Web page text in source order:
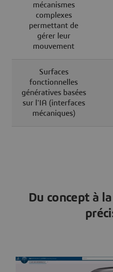
mécanismes
complexes
permettant de
gérer leur
mouvement
Surfaces
fonctionnelles
génératives basées
sur l'IA (interfaces
mécaniques)
Du concept à